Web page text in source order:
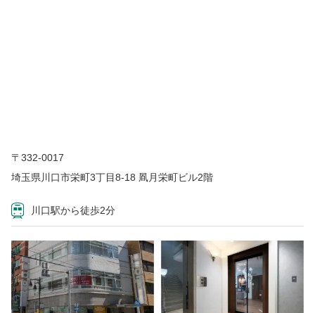
〒332-0017
埼玉県川口市栄町3丁目8-18 凮月栄町ビル2階
川口駅から徒歩2分